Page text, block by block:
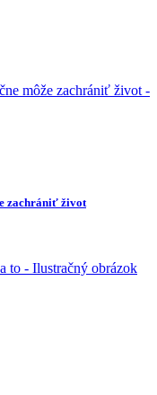
zachrániť život